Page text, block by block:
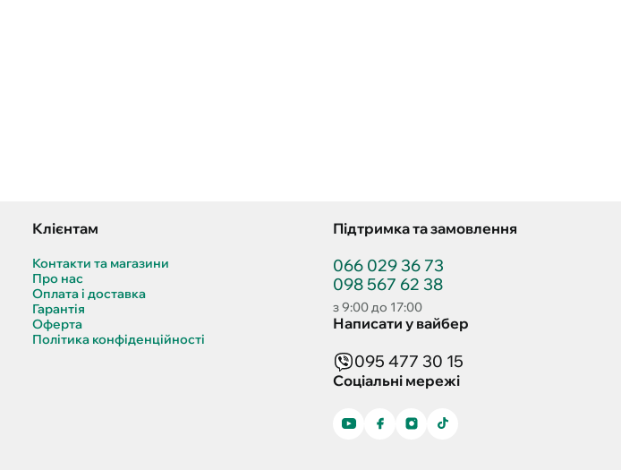
Клієнтам
Контакти та магазини
Про нас
Оплата і доставка
Гарантія
Оферта
Політика конфіденційності
Підтримка та замовлення
066 029 36 73
098 567 62 38
з 9:00 до 17:00
Написати у вайбер
095 477 30 15
Соціальні мережі